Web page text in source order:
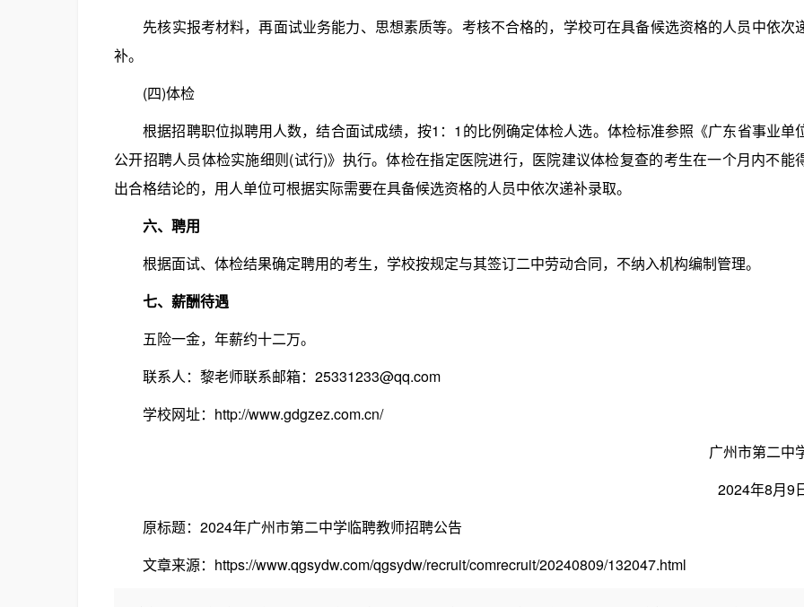
先核实报考材料，再面试业务能力、思想素质等。考核不合格的，学校可在具备候选资格的人员中依次
补。
(四)体检
根据招聘职位拟聘用人数，结合面试成绩，按1：1的比例确定体检人选。体检标准参照《广东省事业单
公开招聘人员体检实施细则(试行)》执行。体检在指定医院进行，医院建议体检复查的考生在一个月内不能
出合格结论的，用人单位可根据实际需要在具备候选资格的人员中依次递补录取。
六、聘用
根据面试、体检结果确定聘用的考生，学校按规定与其签订二中劳动合同，不纳入机构编制管理。
七、薪酬待遇
五险一金，年薪约十二万。
联系人：黎老师联系邮箱：25331233@qq.com
学校网址：http://www.gdgzez.com.cn/
广州市第二中
2024年8月9
原标题：2024年广州市第二中学临聘教师招聘公告
文章来源：https://www.qgsydw.com/qgsydw/recruit/comrecruit/20240809/132047.html